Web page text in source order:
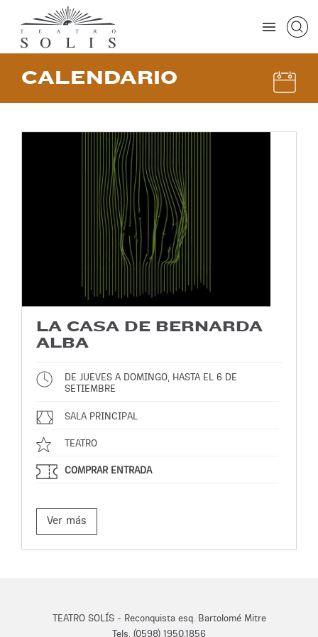
CALENDARIO
LA CASA DE BERNARDA
ALBA
DE JUEVES A DOMINGO, HASTA EL 6 DE
SETIEMBRE
SALA PRINCIPAL
TEATRO
COMPRAR ENTRADA
Ver más
TEATRO SOLÍS - Reconquista esq. Bartolomé Mitre
Tels. (0598) 1950.1856